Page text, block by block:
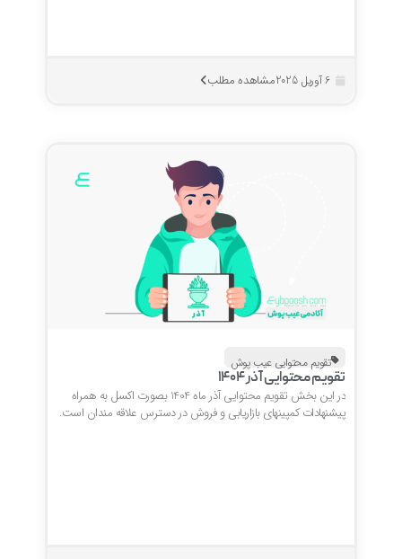
مشاهده مطلب
تقویم محتوایی عیب پوش
تقویم محتوایی آذر 1404
در این بخش تقویم محتوایی آذر ماه 1404 بصورت اکسل به همراه
پیشنهادات کمپینهای بازاریابی و فروش در دسترس علاقه مندان است.